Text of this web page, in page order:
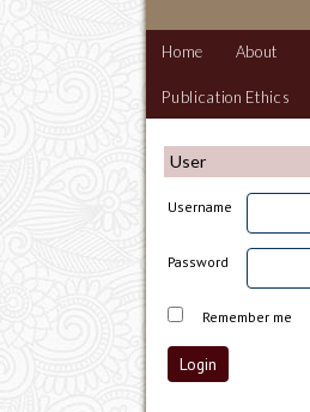
Home About
Publication Ethics
User
Username
Password
Remember me